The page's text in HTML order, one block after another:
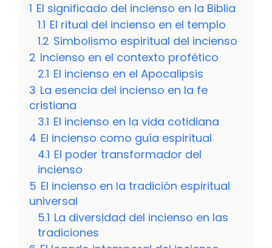
1 El significado del incienso en la Biblia
1.1 El ritual del incienso en el templo
1.2 Simbolismo espiritual del incienso
2 Incienso en el contexto profético
2.1 El incienso en el Apocalipsis
3 La esencia del incienso en la fe
cristiana
3.1 El incienso en la vida cotidiana
4 El incienso como guía espiritual
4.1 El poder transformador del
incienso
5 El incienso en la tradición espiritual
universal
5.1 La diversidad del incienso en las
tradiciones